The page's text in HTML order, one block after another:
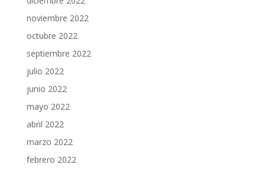
noviembre 2022
octubre 2022
septiembre 2022
julio 2022
junio 2022
mayo 2022
abril 2022
marzo 2022
febrero 2022